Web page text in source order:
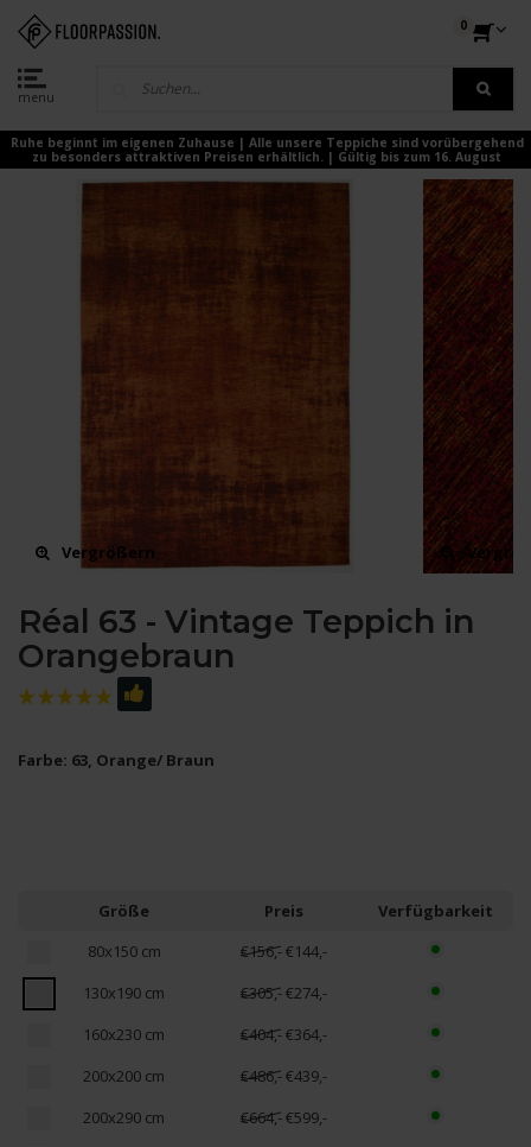
menu
0
Ruhe beginnt im eigenen Zuhause | Alle unsere Teppiche sind vorübergehend
zu besonders attraktiven Preisen erhältlich. | Gültig bis zum 16. August
Vergrößern
Réal 63 - Vintage Teppich in
Orangebraun
Farbe: 63, Orange/ Braun
Größe Preis
Verfügbarkeit
80x150 cm
€156,-€144,-
130x190 cm
€305,-€274,-
160x230 cm
€404,-€364,-
200x200 cm
€486,-€439,-
200x290 cm
€664,-€599,-